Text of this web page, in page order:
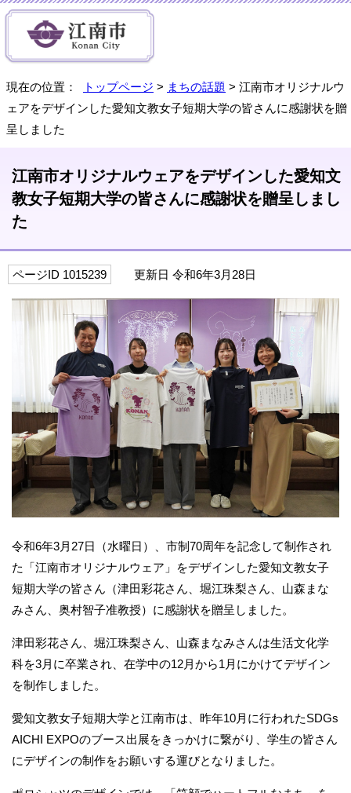
現在の位置： トップページ > まちの話題 > 江南市オリジナルウ
ェアをデザインした愛知文教女子短期大学の皆さんに感謝状を贈
呈しました
江南市オリジナルウェアをデザインした愛知文
教女子短期大学の皆さんに感謝状を贈呈しまし
た
ページID 1015239 更新日 令和6年3月28日
令和6年3月27日（水曜日）、市制70周年を記念して制作され
た「江南市オリジナルウェア」をデザインした愛知文教女子
短期大学の皆さん（津田彩花さん、堀江珠梨さん、山森まな
みさん、奥村智子准教授）に感謝状を贈呈しました。
津田彩花さん、堀江珠梨さん、山森まなみさんは生活文化学
科を3月に卒業され、在学中の12月から1月にかけてデザイン
を制作しました。
愛知文教女子短期大学と江南市は、昨年10月に行われたSDGs
AICHI EXPOのブース出展をきっかけに繋がり、学生の皆さん
にデザインの制作をお願いする運びとなりました。